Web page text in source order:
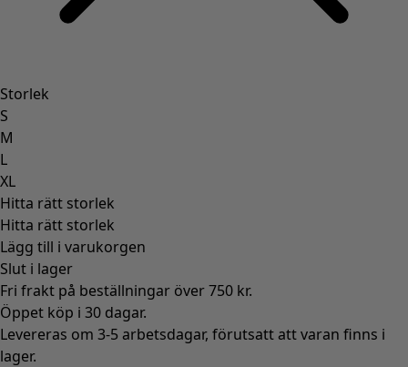
Storlek
S
M
L
XL
Hitta rätt storlek
Hitta rätt storlek
Lägg till i varukorgen
Slut i lager
Fri frakt på beställningar över 750 kr.
Öppet köp i 30 dagar.
Levereras om 3-5 arbetsdagar, förutsatt att varan finns i
lager.